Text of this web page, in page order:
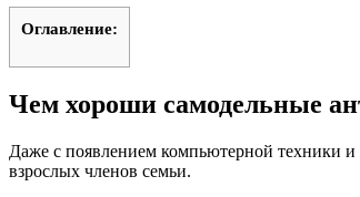
Оглавление:
Чем хороши самодельные
Даже с появлением компьютерной техники и
взрослых членов семьи.